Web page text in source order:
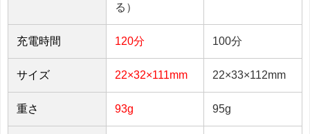
る）
充電時間 120分 100分
サイズ 22×32×111mm 22×33×112mm
重さ 93g 95g